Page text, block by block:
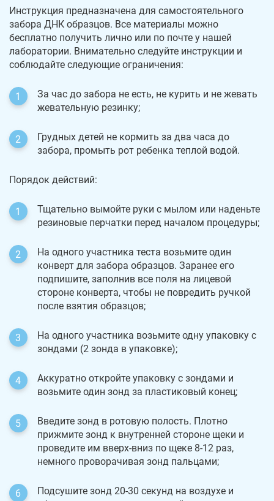
Инструкция предназначена для самостоятельного
забора ДНК образцов. Все материалы можно
бесплатно получить лично или по почте у нашей
лаборатории. Внимательно следуйте инструкции и
соблюдайте следующие ограничения:
За час до забора не есть, не курить и не жевать
жевательную резинку;
Грудных детей не кормить за два часа до
забора, промыть рот ребенка теплой водой.
Порядок действий:
Тщательно вымойте руки с мылом или наденьте
резиновые перчатки перед началом процедуры;
На одного участника теста возьмите один
конверт для забора образцов. Заранее его
подпишите, заполнив все поля на лицевой
стороне конверта, чтобы не повредить ручкой
после взятия образцов;
На одного участника возьмите одну упаковку с
зондами (2 зонда в упаковке);
Аккуратно откройте упаковку с зондами и
возьмите один зонд за пластиковый конец;
Введите зонд в ротовую полость. Плотно
прижмите зонд к внутренней стороне щеки и
проведите им вверх-вниз по щеке 8-12 раз,
немного проворачивая зонд пальцами;
Подсушите зонд 20-30 секунд на воздухе и